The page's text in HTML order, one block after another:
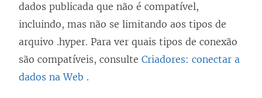
dados publicada que não é compatível,
incluindo, mas não se limitando aos tipos de
arquivo .hyper. Para ver quais tipos de conexão
são compatíveis, consulte Criadores: conectar a
dados na Web .